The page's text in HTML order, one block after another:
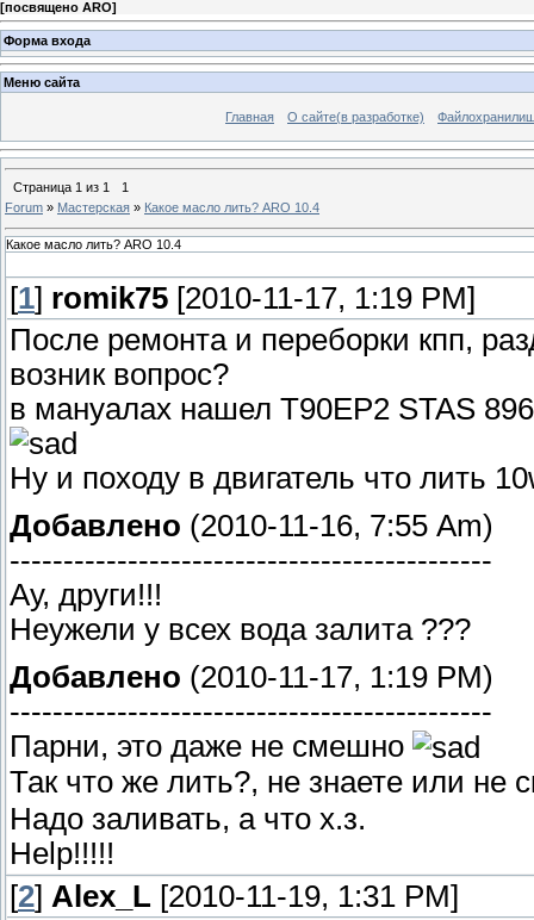
[посвящено ARO]
Форма входа
Меню сайта
Главная О сайте(в разработке)
Страница 1 из 1
1
Forum » Мастерская » Какое масло лить? ARO 10.4
Какое масло лить? ARO 10.4
[1] romik75 [2010-11-17, 1:19 PM]
После ремонта и переборки кпп,
возник вопрос?
в мануалах нашел T90EP2 STAS
Ну и походу в двигатель что лить
Добавлено (2010-11-16, 7:55 Am)
---------------------------------------------
Ау, други!!!
Неужели у всех вода залита ???
Добавлено (2010-11-17, 1:19 PM)
---------------------------------------------
Парни, это даже не смешно
Так что же лить?, не знаете или не
Надо заливать, а что х.з.
Help!!!!!
[2] Alex_L [2010-11-19, 1:31 PM]